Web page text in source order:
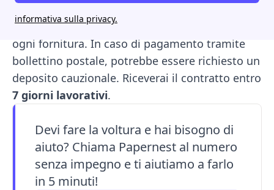
informativa sulla privacy.
800. 999.500. Il costo è di
ogni fornitura. In caso di pagamento tramite
bollettino postale, potrebbe essere richiesto un
deposito cauzionale. Riceverai il contratto entro
7 giorni lavorativi.
Devi fare la voltura e hai bisogno di
aiuto? Chiama Papernest al numero
senza impegno e ti aiutiamo a farlo
in 5 minuti!